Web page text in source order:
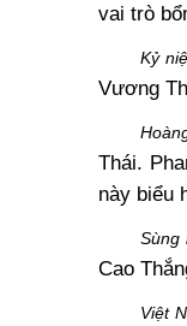
vai trò
Kỷ
Vương
Thái.
này biểu
Sùng
Cao
Việt